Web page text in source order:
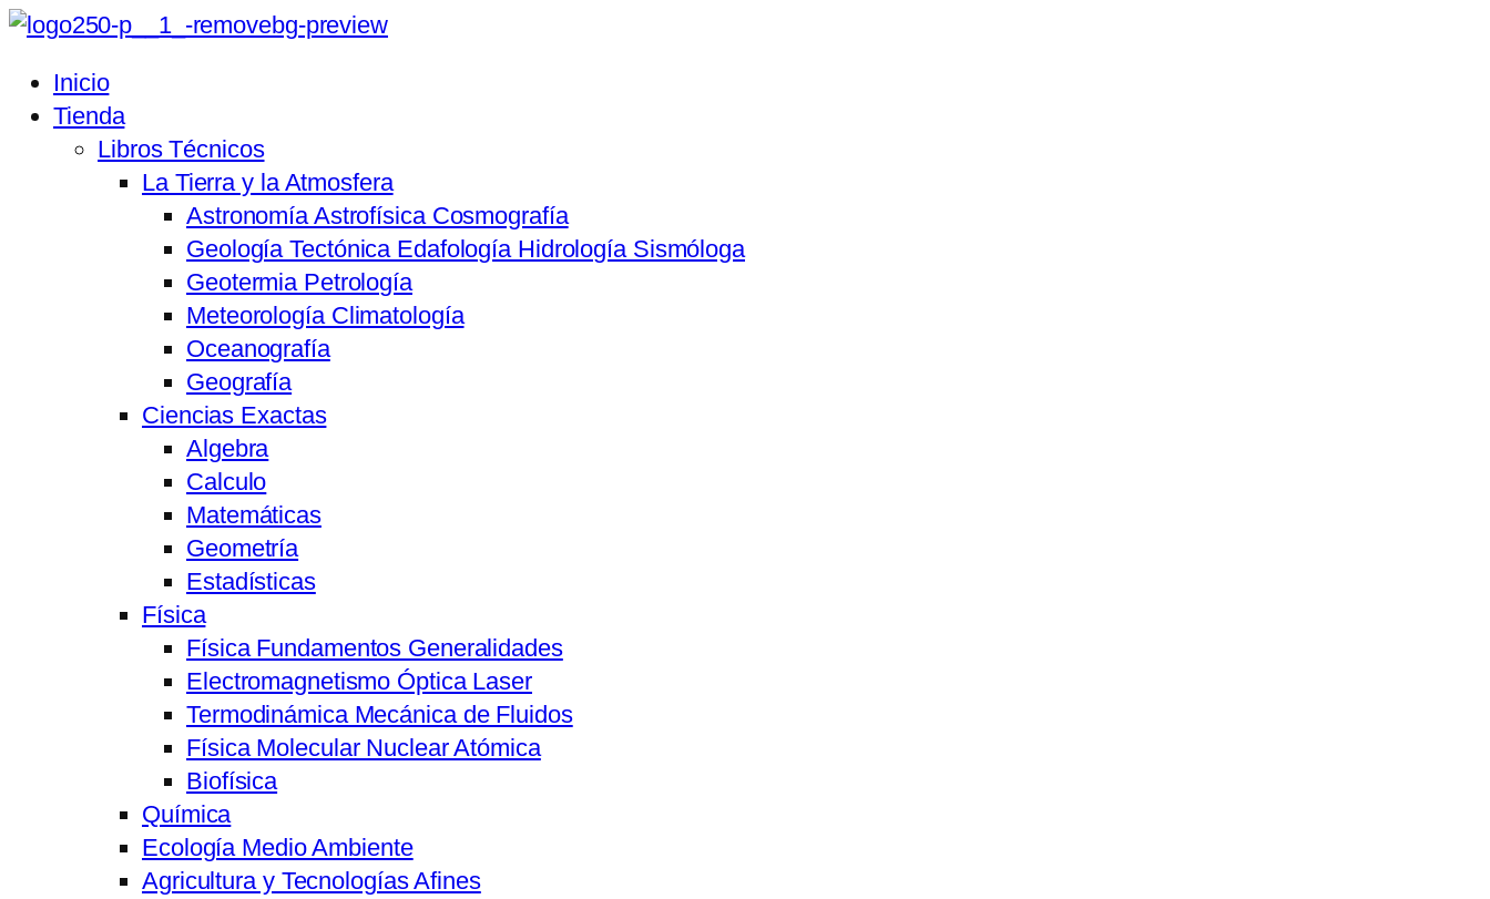
Inicio
Tienda
Libros Técnicos
La Tierra y la Atmosfera
Astronomía Astrofísica Cosmografía
Geología Tectónica Edafología Hidrología Sismóloga
Geotermia Petrología
Meteorología Climatología
Oceanografía
Geografía
Ciencias Exactas
Algebra
Calculo
Matemáticas
Geometría
Estadísticas
Física
Física Fundamentos Generalidades
Electromagnetismo Óptica Laser
Termodinámica Mecánica de Fluidos
Física Molecular Nuclear Atómica
Biofísica
Química
Ecología Medio Ambiente
Agricultura y Tecnologías Afines